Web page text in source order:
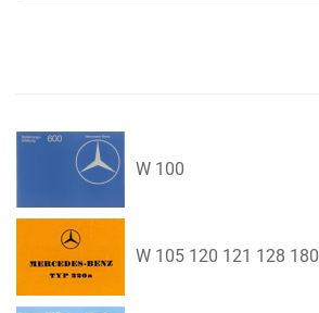
W 100
W 105 120 121 128 180